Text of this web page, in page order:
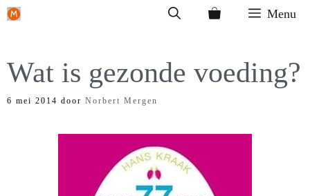
Ga
inhoud
Menu
Wat is gezonde voeding?
6 mei 2014 door Norbert Mergen